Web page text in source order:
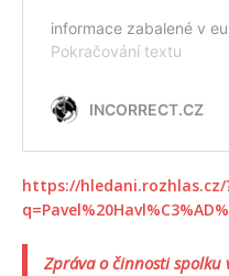
https://hledani.rozhlas.cz/
Zpráva o činnosti spolku